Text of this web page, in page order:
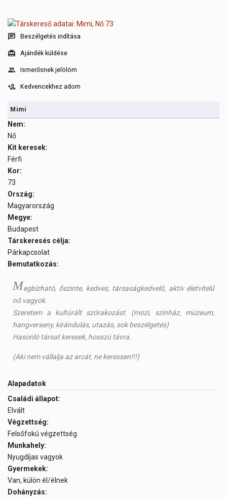
Beszélgetés indítása
Ajándék küldése
Ismerősnek jelölöm
Kedvencekhez adom
Mimi
Nem:
Nő
Kit keresek:
Férfi
Kor:
73
Ország:
Magyarország
Megye:
Budapest
Társkeresés célja:
Párkapcsolat
Bemutatkozás:
Megbízható, őszinte, kedves, társaságkedvelő, aktív életvitelű
nő vagyok.
Szeretem a kultúrált szórakozást. (mozi, színház, múzeum,
hangverseny, kirándulás, utazás, sok beszélgetés)
Hasonló társat keresek, hosszú távra.
(Aki nem vállalja az arcát, ne keressen!!!)
Alapadatok
Családi állapot:
Elvált
Végzettség:
Felsőfokú végzettség
Munkahely:
Nyugdíjas vagyok
Gyermekek:
Van, külön él/élnek
Dohányzás: